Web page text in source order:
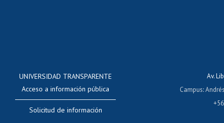
UNIVERSIDAD TRANSPARENTE
Acceso a información pública
Solicitud de información
Av.
Campus: